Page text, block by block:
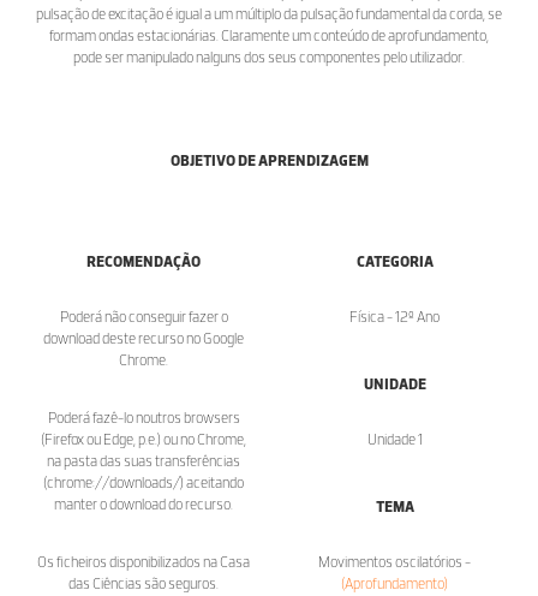
pulsação de excitação é igual a um múltiplo da pulsação fundamental da corda, se
formam ondas estacionárias. Claramente um conteúdo de aprofundamento,
pode ser manipulado nalguns dos seus componentes pelo utilizador.
OBJETIVO DE APRENDIZAGEM
RECOMENDAÇÃO
Poderá não conseguir fazer o
download deste recurso no Google
Chrome.
Poderá fazê-lo noutros browsers
(Firefox ou Edge, p.e.) ou no Chrome,
na pasta das suas transferências
(chrome://downloads/) aceitando
manter o download do recurso.
Os ficheiros disponibilizados na Casa
das Ciências são seguros.
CATEGORIA
Física - 12º Ano
UNIDADE
Unidade 1
TEMA
Movimentos oscilatórios -
(Aprofundamento)